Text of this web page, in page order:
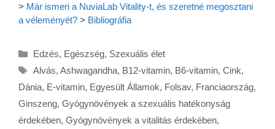
> Már ismeri a NuviaLab Vitality-t, és szeretné megosztani
a véleményét? > Bibliográfia
Kategória
Edzés, Egészség, Szexuális élet
Címkék
Alvás, Ashwagandha, B12-vitamin, B6-vitamin, Cink,
Dánia, E-vitamin, Egyesült Államok, Folsav, Franciaország,
Ginszeng, Gyógynövények a szexuális hatékonyság
érdekében, Gyógynövények a vitalitás érdekében,